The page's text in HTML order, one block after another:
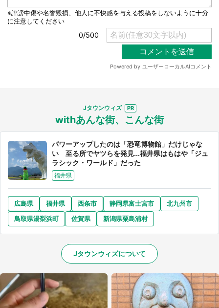
選択する
Jタウンウィズ
withあんな街、こんな街
パワーアップしたのは「恐竜博物館」だけじゃな
い 至る所でヤツらを発見...福井県はもはや「ジュ
ラシック・ワールド」だった
福井県
広島県 福井県 西条市 静岡県富士宮市
北九州市
鳥取県湯梨浜町
佐賀県 新潟県粟島浦村
Jタウンウィズについて